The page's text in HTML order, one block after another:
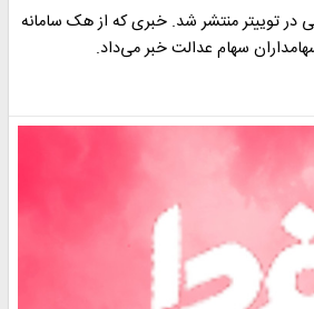
توییتر منتشر شد. خبری که از هک سامانه
سهام عدالت خبر می‌داد.